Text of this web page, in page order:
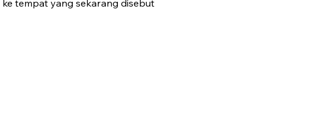
ke tempat yang sekarang disebut